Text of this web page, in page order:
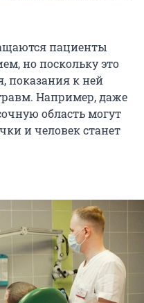
пациенты
но поскольку это
показания к ней
Например, даже
область могут
и человек станет